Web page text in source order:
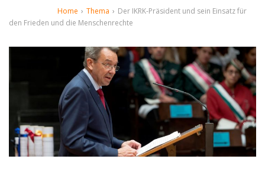
Home › Thema › Der IKRK-Präsident und sein Einsatz für
den Frieden und die Menschenrechte